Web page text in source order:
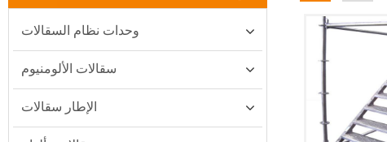
وحدات نظام السقالات
سقالات الألومنيوم
الإطار سقالات